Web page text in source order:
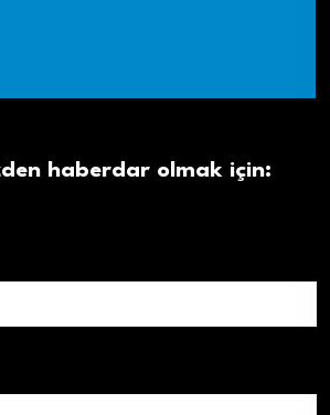
haberdar olmak için: